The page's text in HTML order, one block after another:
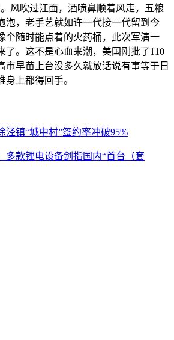
风吹过江面，酒喷鼻顺着风走，五粮
泡，老手艺就如许一代接一代留到今
个随时能点着的火药桶，此次军演一
了。这不是心血来潮，美国刚批了110
市早苗上台没多久就放话说有事等于日
上都得回手。
泾镇“城中村”签约率冲破95%
多款锂电设备剑指国内“首台（套